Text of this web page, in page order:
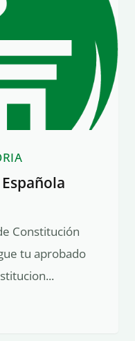
Constitución
tu aprobado